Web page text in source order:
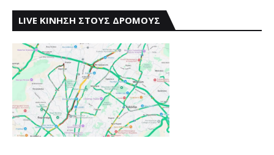
LIVE ΚΙΝΗΣΗ ΣΤΟΥΣ ΔΡΟΜΟΥΣ